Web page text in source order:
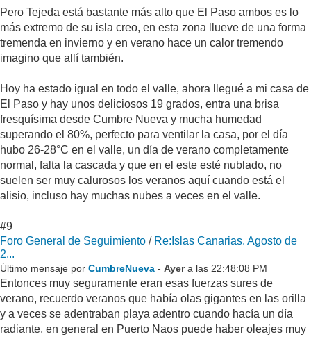
Pero Tejeda está bastante más alto que El Paso ambos es lo
más extremo de su isla creo, en esta zona llueve de una forma
tremenda en invierno y en verano hace un calor tremendo
imagino que allí también.
Hoy ha estado igual en todo el valle, ahora llegué a mi casa de
El Paso y hay unos deliciosos 19 grados, entra una brisa
fresquísima desde Cumbre Nueva y mucha humedad
superando el 80%, perfecto para ventilar la casa, por el día
hubo 26-28°C en el valle, un día de verano completamente
normal, falta la cascada y que en el este esté nublado, no
suelen ser muy calurosos los veranos aquí cuando está el
alisio, incluso hay muchas nubes a veces en el valle.
#9
Foro General de Seguimiento / Re:Islas Canarias. Agosto de
2...
Último mensaje por CumbreNueva - Ayera las 22:48:08 PM
Entonces muy seguramente eran esas fuerzas sures de
verano, recuerdo veranos que había olas gigantes en las orilla
y a veces se adentraban playa adentro cuando hacía un día
radiante, en general en Puerto Naos puede haber oleajes muy